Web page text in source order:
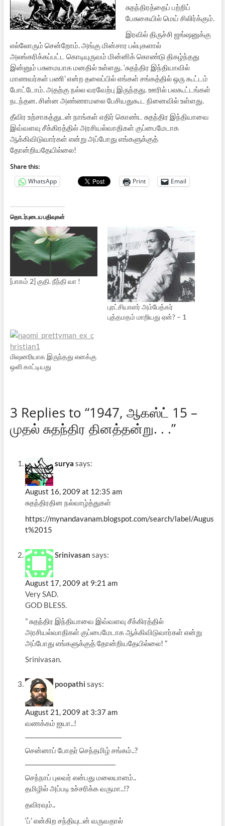
சுதந்திரத்தைப் பற்றிப்
பேசுகையில் மெய் சிலிர்க்கும்.
இரவில் திருச்சி ஜங்ஷனுக்கு
எல்லோரும் சென்றோம். அங்கு மின்சார பல்புகளால்
அலங்கரிக்கப்பட்ட கொடியுருவம் மின்னிக் கொண்டு திகழ்ந்தது
இன்னும் பசுமையாக மனதில் உள்ளது. ‘சுதந்திர இந்தியாவில்
மாணவர்கள் பணி’ என்ற தலைப்பில் எங்கள் சங்கத்தில் ஒரு கூட்டம்
போட்டோம். அதற்கு நல்ல வரவேற்பு இருந்தது. ஊரில் பலகூட்டங்கள்
நடந்தன. சின்ன அண்ணாமலை பேசியதுகூட நினைவில் உள்ளது.
தீவிர உற்சாகத்துடன் நாங்கள் எதிர் கொண்ட சுதந்திர இந்தியாவை
இவ்வளவு சீக்கிரத்தில் அரசியல்வாதிகள் குப்பைமேடாக
ஆக்கிவிடுவார்கள் என்று அப்போது எங்களுக்குத்
தோன்றியதேயில்லை!
Share this:
WhatsApp
Print Email
தொடர்புடைய பதிவுகள்
[பாகம் 2] குதி. நீந்தி வா !
புரட்சியாளர் அம்பேத்கர்
புத்தமதம் மாறியது ஏன்? – 1
மிஷனரியாக இருந்தது எனக்கு
ஒளி காட்டியது
3 Replies to “1947, ஆகஸ்ட் 15 –
முதல் சுதந்திர தினத்தன்று. . .”
surya says:
August 16, 2009 at 12:35 am
சுதந்திரதின நல்வாழ்த்துகள்
https://mynandavanam.blogspot.com/search/label/Augus
t%2015
Srinivasan says:
August 17, 2009 at 9:21 am
Very SAD.
GOD BLESS.
” சுதந்திர இந்தியாவை இவ்வளவு சீக்கிரத்தில்
அரசியல்வாதிகள் குப்பைமேடாக ஆக்கிவிடுவார்கள் என்று
அப்போது எங்களுக்குத் தோன்றியதேயில்லை! ”
Srinivasan.
poopathi says:
August 21, 2009 at 3:37 am
வணக்கம் ஐயா..!
சென்னாப் போதர் செந்தமிழ் சங்கம்..?
செந்நாப் புலவர் என்பது மலையாளம்..
தமிழில் அப்படி உச்சரிக்க வருமா..!?
தவிரவும்..
‘ப்’ என்கிற சந்தியுடன் வருவதால்